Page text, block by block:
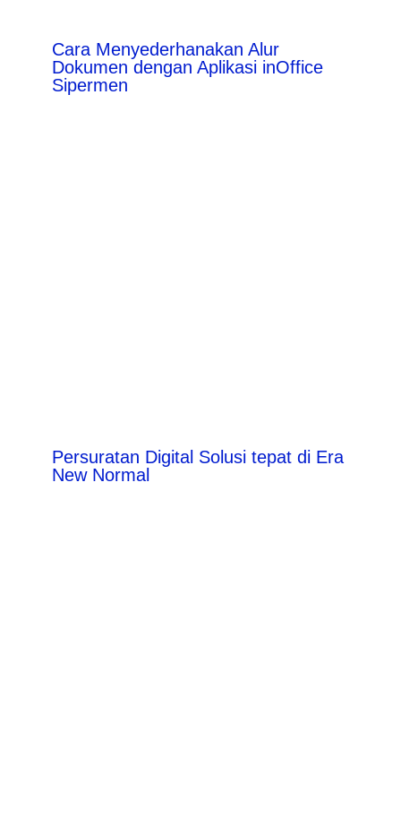
Cara Menyederhanakan Alur
Dokumen dengan Aplikasi inOffice
Sipermen
Persuratan Digital Solusi tepat di Era
New Normal